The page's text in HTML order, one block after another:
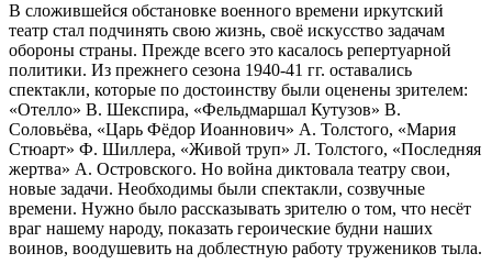
В сложившейся обстановке военного времени иркутский
театр стал подчинять свою жизнь, своё искусство задачам
обороны страны. Прежде всего это касалось репертуарной
политики. Из прежнего сезона 1940-41 гг. оставались
спектакли, которые по достоинству были оценены зрителем:
«Отелло» В. Шекспира, «Фельдмаршал Кутузов» В.
Соловьёва, «Царь Фёдор Иоаннович» А. Толстого, «Мария
Стюарт» Ф. Шиллера, «Живой труп» Л. Толстого, «Последняя
жертва» А. Островского. Но война диктовала театру свои,
новые задачи. Необходимы были спектакли, созвучные
времени. Нужно было рассказывать зрителю о том, что несёт
враг нашему народу, показать героические будни наших
воинов, воодушевить на доблестную работу тружеников тыла.